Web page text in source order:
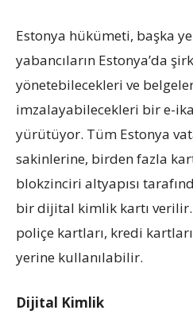
Estonya hükümeti, başka
yabancıların Estonya’da
yönetebilecekleri ve
imzalayabilecekleri bir e-
yürütüyor. Tüm Estonya
sakinlerine, birden fazla
blokzinciri altyapısı
bir dijital kimlik kartı
poliçe kartları, kredi
yerine kullanılabilir.
Dijital Kimlik